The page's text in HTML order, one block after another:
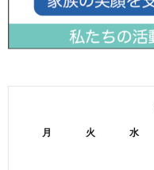
月 火 水